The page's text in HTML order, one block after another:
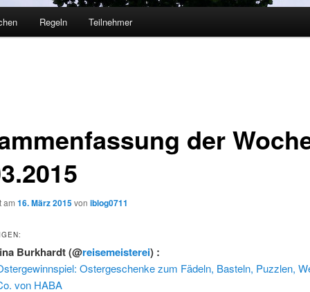
Regeln Teilnehmer
der
am 16. März 2015von iblog0711
Burkhardt(@reisemeisterei) :
Ostergeschenke zum Fädeln, Basteln, Puzzlen,
von HABA